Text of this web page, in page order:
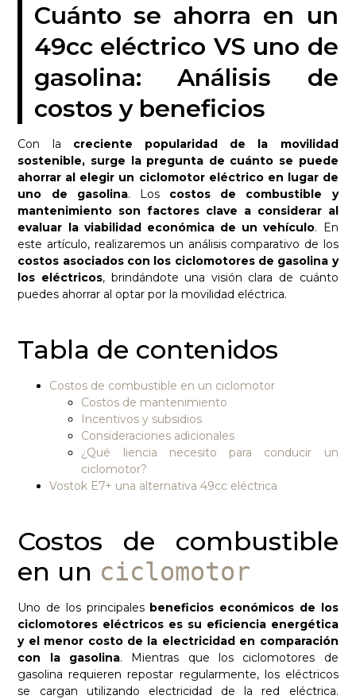
Cuánto se ahorra en un
49cc eléctrico VS uno de
gasolina: Análisis de
costos y beneficios
Con la creciente popularidad de la movilidad
sostenible, surge la pregunta de cuánto se puede
ahorrar al elegir un ciclomotor eléctrico en lugar de
uno de gasolina. Los costos de combustible y
mantenimiento son factores clave a considerar al
evaluar la viabilidad económica de un vehículo. En
este artículo, realizaremos un análisis comparativo de los
costos asociados con los ciclomotores de gasolina y
los eléctricos, brindándote una visión clara de cuánto
puedes ahorrar al optar por la movilidad eléctrica.
Tabla de contenidos
Costos de combustible en un ciclomotor
Costos de mantenimiento
Incentivos y subsidios
Consideraciones adicionales
¿Qué liencia necesito para conducir un
ciclomotor?
Vostok E7+ una alternativa 49cc eléctrica
Costos de combustible
en un ciclomotor
Uno de los principales beneficios económicos de los
ciclomotores eléctricos es su eficiencia energética
y el menor costo de la electricidad en comparación
con la gasolina. Mientras que los ciclomotores de
gasolina requieren repostar regularmente, los eléctricos
se cargan utilizando electricidad de la red eléctrica.